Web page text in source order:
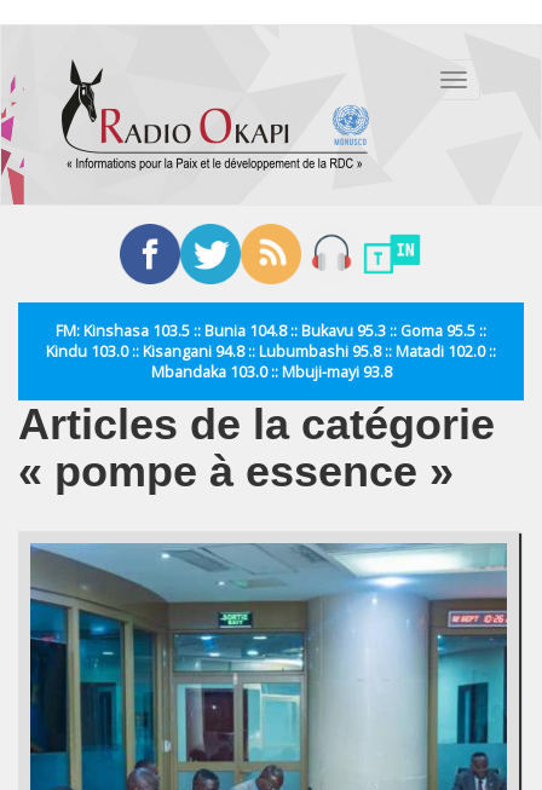
contenu
principal
Toggle
FM: Kinshasa 103.5 :: Bunia 104.8 :: Bukavu 95.3 :: Goma 95.5 ::
Kindu 103.0 :: Kisangani 94.8 :: Lubumbashi 95.8 :: Matadi 102.0 ::
Mbandaka 103.0 :: Mbuji-mayi 93.8
Articles de la catégorie
« pompe à essence »